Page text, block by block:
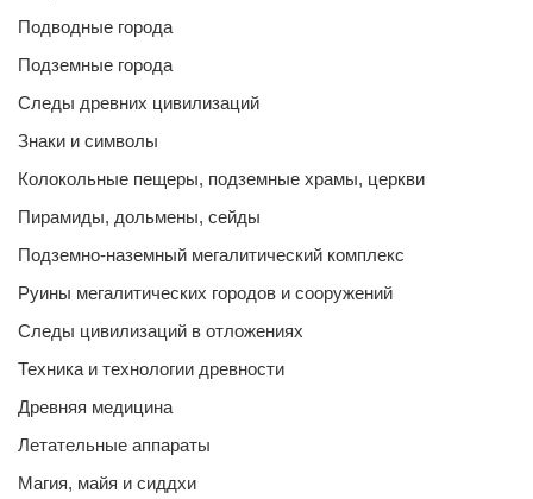
Подводные города
Подземные города
Следы древних цивилизаций
Знаки и символы
Колокольные пещеры, подземные храмы, церкви
Пирамиды, дольмены, сейды
Подземно-наземный мегалитический комплекс
Руины мегалитических городов и сооружений
Следы цивилизаций в отложениях
Техника и технологии древности
Древняя медицина
Летательные аппараты
Магия, майя и сиддхи